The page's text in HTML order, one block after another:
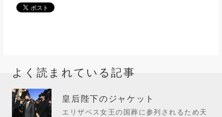
よく読まれている記事
皇后陛下のジャケット
エリザベス女王の国葬に参列されるため天